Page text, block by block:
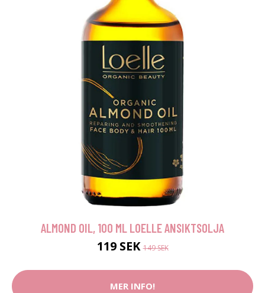
ALMOND OIL, 100 ML LOELLE ANSIKTSOLJA
119 SEK149 SEK
MER INFO!